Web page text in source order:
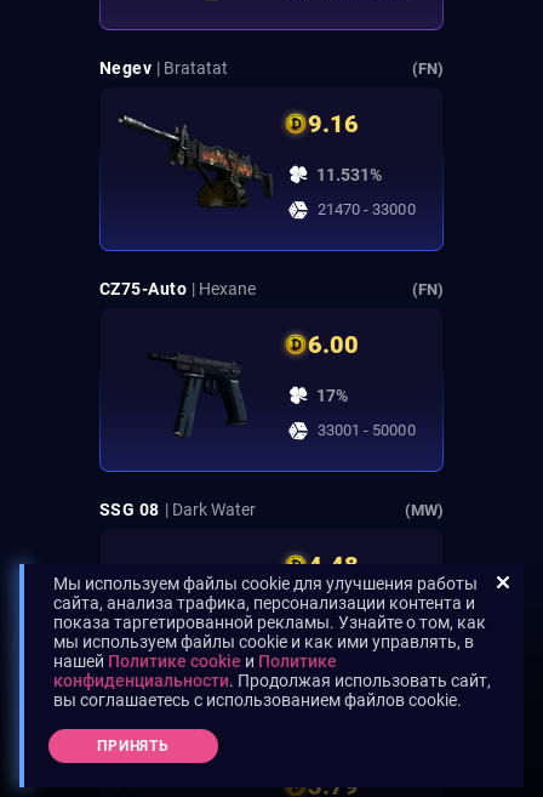
Negev | Bratatat (FN)
9.16
11.531%
21470 - 33000
CZ75-Auto | Hexane (FN)
6.00
17%
33001 - 50000
SSG 08 | Dark Water (MW)
4.48
22%
50001 - 72000
XM1014 | Red Python
3.79
Мы используем файлы cookie для улучшения работы
сайта, анализа трафика, персонализации контента и
показа таргетированной рекламы. Узнайте о том, как
мы используем файлы cookie и как ими управлять, в
нашей Политике cookie и Политике
конфиденциальности. Продолжая использовать сайт,
вы соглашаетесь с использованием файлов cookie.
ПРИНЯТЬ